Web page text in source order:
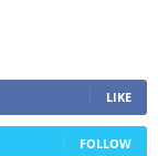
LIKE
FOLLOW